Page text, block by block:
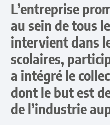
L’entreprise
au sein de tous
intervient dans
scolaires,
a intégré le
dont le but est
de l’industrie